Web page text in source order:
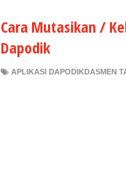
Cara Mutasikan /
Dapodik
APLIKASI DAPODIKDASMEN